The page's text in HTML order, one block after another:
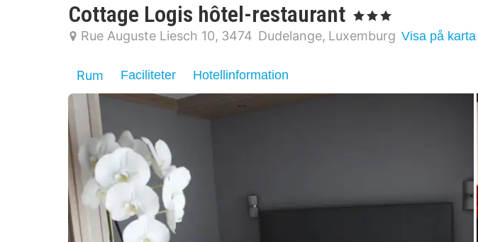
Cottage Logis hôtel-restaurant , 3 Stjärnor
Rue Auguste Liesch 10 3474 Dudelange Luxemburg Visa på karta
Rum Faciliteter Hotellinformation